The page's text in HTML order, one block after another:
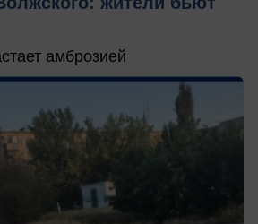
амброзией